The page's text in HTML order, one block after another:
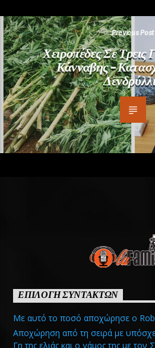
Previous Post
Χειροπέδες Σε Τρεις
Κάνναβης –
ΕΠΙΛΟΓΗ ΣΥΝΤΑΚΤΩΝ
Με αυτό το ποσό αποχώρησε ο
Αποχώρηση από τη σειρά με
Γη της ελιάς και ο γάμος της με τον